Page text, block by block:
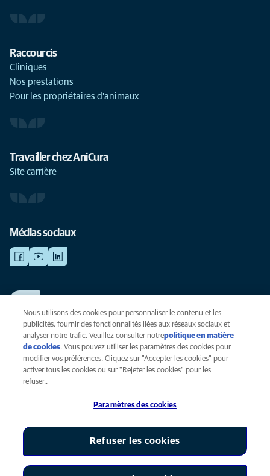
Raccourcis
Cliniques
Nos prestations
Pour les propriétaires d'animaux
Travailler chez AniCura
Site carrière
Médias sociaux
Voir nos offres d'emploi
Vie privée
Légal
Cookies
AniCura est une filiale de Mars, Inc © 2026
Nous utilisons des cookies pour personnaliser le contenu et les
publicités, fournir des fonctionnalités liées aux réseaux sociaux et
analyser notre trafic. Veuillez consulter notrepolitique en matière
de cookies(opens in a new tab)
. Vous pouvez utiliser les paramètres des cookies pour
modifier vos préférences. Cliquez sur "Accepter les cookies" pour
activer tous les cookies ou sur "Rejeter les cookies" pour les
refuser..
Paramètres des cookies
Refuser les cookies